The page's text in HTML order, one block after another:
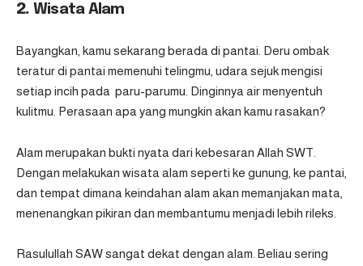
2. Wisata Alam
Bayangkan, kamu sekarang berada di pantai. Deru ombak
teratur di pantai memenuhi telingmu, udara sejuk mengisi
setiap incih pada paru-parumu. Dinginnya air menyentuh
kulitmu. Perasaan apa yang mungkin akan kamu rasakan?
Alam merupakan bukti nyata dari kebesaran Allah SWT.
Dengan melakukan wisata alam seperti ke gunung, ke pantai,
dan tempat dimana keindahan alam akan memanjakan mata,
menenangkan pikiran dan membantumu menjadi lebih rileks.
Rasulullah SAW sangat dekat dengan alam. Beliau sering